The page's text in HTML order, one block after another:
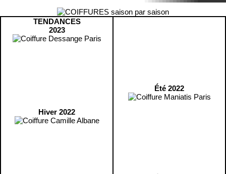
TENDANCES
2023
Hiver 2022
Été 2022